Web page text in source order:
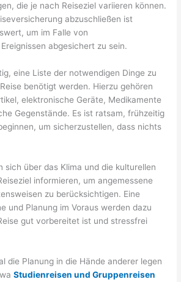
die je nach Reiseziel variieren können.
abzuschließen ist
um im Falle von
abgesichert zu sein.
eine Liste der notwendigen Dinge zu
benötigt werden. Hierzu gehören
elektronische Geräte, Medikamente
Gegenstände. Es ist ratsam, frühzeitig
um sicherzustellen, dass nichts
sich über das Klima und die kulturellen
informieren, um angemessene
zu berücksichtigen. Eine
und Planung im Voraus werden dazu
gut vorbereitet ist und stressfrei
die Planung in die Hände anderer legen
Studienreisen und Gruppenreisen